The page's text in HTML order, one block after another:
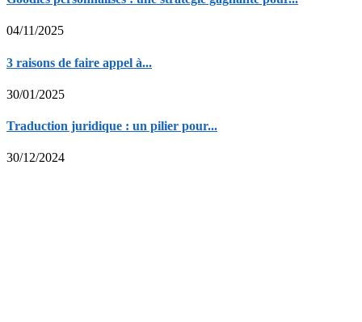
04/11/2025
3 raisons de faire appel à...
30/01/2025
Traduction juridique : un pilier pour...
30/12/2024